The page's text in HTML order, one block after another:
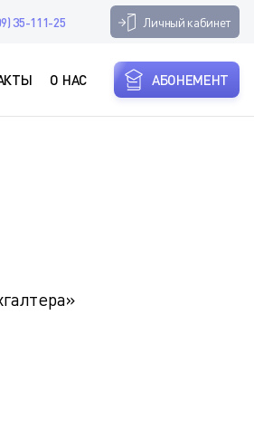
35-111-25 Личный кабинет
О НАС АБОНЕМЕНТ